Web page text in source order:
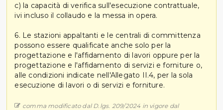
c) la capacità di verifica sull'esecuzione contrattuale,
ivi incluso il collaudo e la messa in opera.
6. Le stazioni appaltanti e le centrali di committenza
possono essere qualificate anche solo per la
progettazione e l'affidamento di lavori oppure per la
progettazione e l'affidamento di servizi e forniture o,
alle condizioni indicate nell'Allegato II.4, per la sola
esecuzione di lavori o di servizi e forniture.
comma modificato dal D.lgs. 209/2024 in vigore dal